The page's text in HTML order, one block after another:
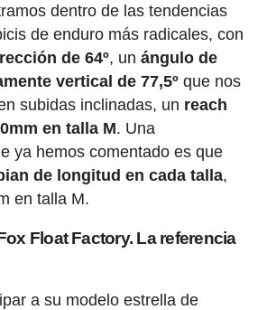
dentro de las tendencias
de enduro más radicales, con
de 64º, un ángulo de
vertical de 77,5ºque nos
subidas inclinadas, un reach
en talla M. Una
ya hemos comentado es que
de longitud en cada talla,
en talla M.
Float Factory. La referencia
a su modelo estrella de